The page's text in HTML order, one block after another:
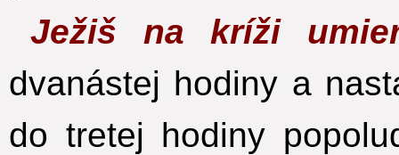
Ježiš na kríži
dvanástej hodiny a
do tretej hodiny